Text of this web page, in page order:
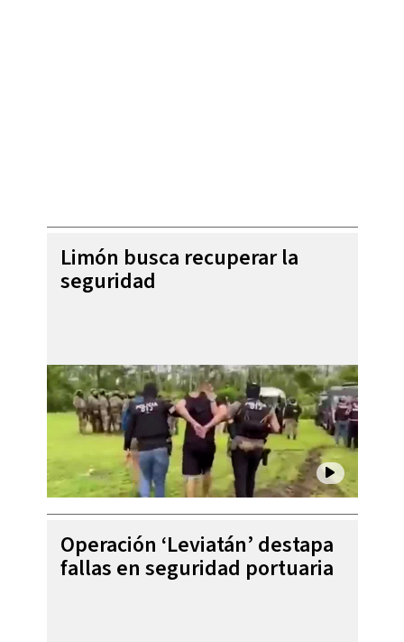
Limón busca recuperar la
seguridad
Operación ‘Leviatán’ destapa
fallas en seguridad portuaria